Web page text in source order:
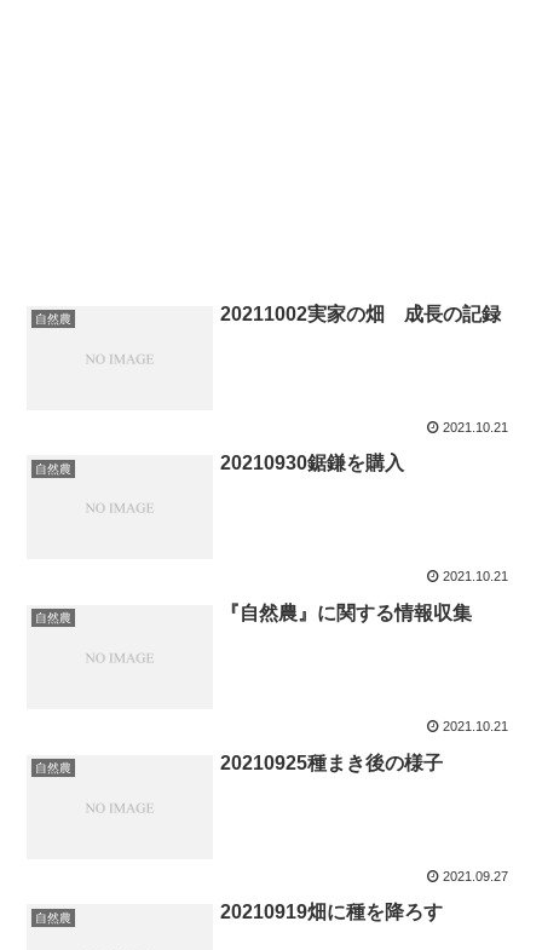
自然農 20211002実家の畑 成長の記録
2021.10.21
自然農 20210930鋸鎌を購入
2021.10.21
自然農 『自然農』に関する情報収集
2021.10.21
自然農 20210925種まき後の様子
2021.09.27
自然農 20210919畑に種を降ろす